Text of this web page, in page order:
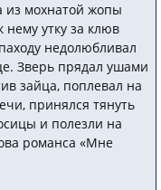
из мохнатой жопы
утку за клюв
недолюбливал
Зверь прядал ушами
зайца, поплевал на
принялся тянуть
и полезли на
романса «Мне